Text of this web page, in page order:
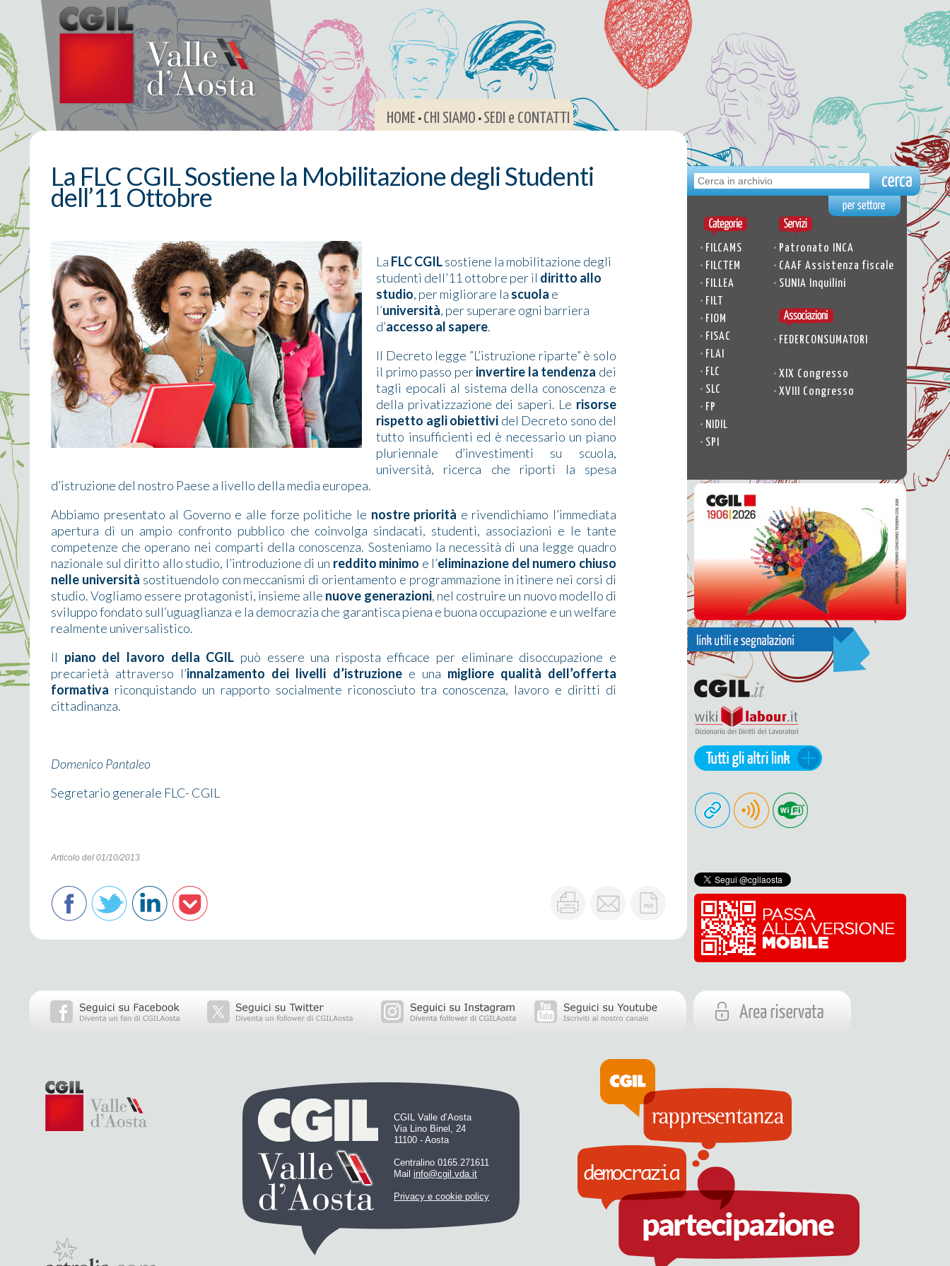
HOME • CHI SIAMO • SEDI e CONTATTI
La FLC CGIL Sostiene la Mobilitazione degli Studenti
dell’11 Ottobre
La FLC CGILsostiene la mobilitazione degli
studenti dell’11 ottobre per il diritto allo
studio, per migliorare la scuola e
l’università, per superare ogni barriera
d’accesso al sapere.
Il Decreto legge ”L’istruzione riparte” è solo
il primo passo perinvertire la tendenza dei
tagli epocali al sistema della conoscenza e
della privatizzazione dei saperi. Le risorse
rispetto agli obiettivi del Decreto sono del
tutto insufficienti ed è necessario un piano
pluriennale d’investimenti su scuola,
università, ricerca che riporti la spesa
d’istruzione del nostro Paese a livello della media europea.
Abbiamo presentato al Governo e alle forze politiche le nostre priorità e rivendichiamo l’immediata
apertura di un ampio confronto pubblico che coinvolga sindacati, studenti, associazioni e le tante
competenze che operano nei comparti della conoscenza. Sosteniamo la necessità di una legge quadro
nazionale sul diritto allo studio, l’introduzione di un reddito minimo e l’eliminazione del numero chiuso
nelle università sostituendolo con meccanismi di orientamento e programmazione in itinere nei corsi di
studio. Vogliamo essere protagonisti, insieme alle nuove generazioni, nel costruire un nuovo modello di
sviluppo fondato sull’uguaglianza e la democrazia che garantisca piena e buona occupazione e un welfare
realmente universalistico.
Il piano del lavoro della CGIL può essere una risposta efficace per eliminare disoccupazione e
precarietà attraverso l’innalzamento dei livelli d’istruzione e una migliore qualità dell’offerta
formativa riconquistando un rapporto socialmente riconosciuto tra conoscenza, lavoro e diritti di
cittadinanza.
Domenico Pantaleo
Segretario generale FLC- CGIL
Articolo del 01/10/2013
• FILCAMS
• FILCTEM
• FILLEA
• FILT
• FIOM
• FISAC
• FLAI
• FLC
• SLC
• FP
• NIDIL
• SPI
• Patronato INCA
• CAAF Assistenza fiscale
• SUNIA Inquilini
• FEDERCONSUMATORI
• XIX Congresso
• XVIII Congresso
CGIL Valle d’Aosta
Via Lino Binel, 24
11100 - Aosta
Centralino 0165.271611
Mail info@cgil.vda.it
Privacy e cookie policy